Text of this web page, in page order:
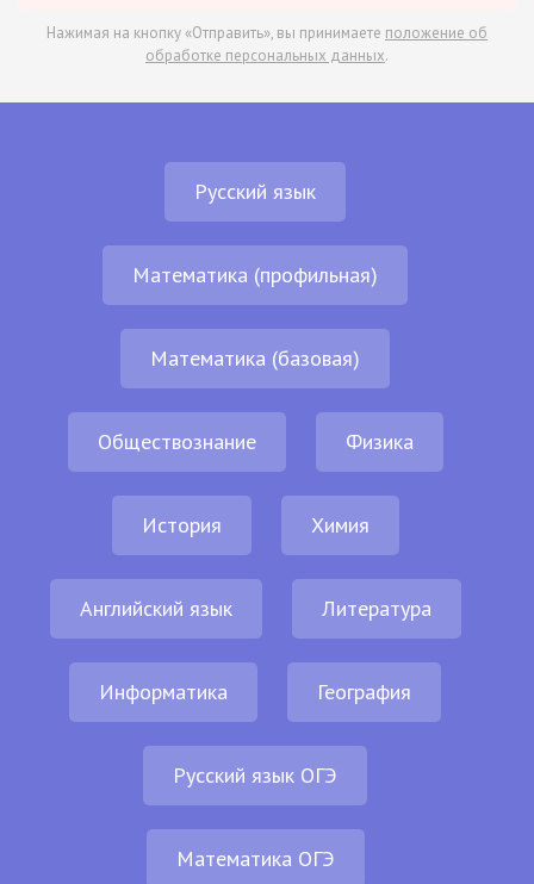
Нажимая на кнопку «Отправить», вы принимаете положение об
обработке персональных данных.
Русский язык
Математика (профильная)
Математика (базовая)
Обществознание Физика
История Химия
Английский язык Литература
Информатика География
Русский язык ОГЭ
Математика ОГЭ